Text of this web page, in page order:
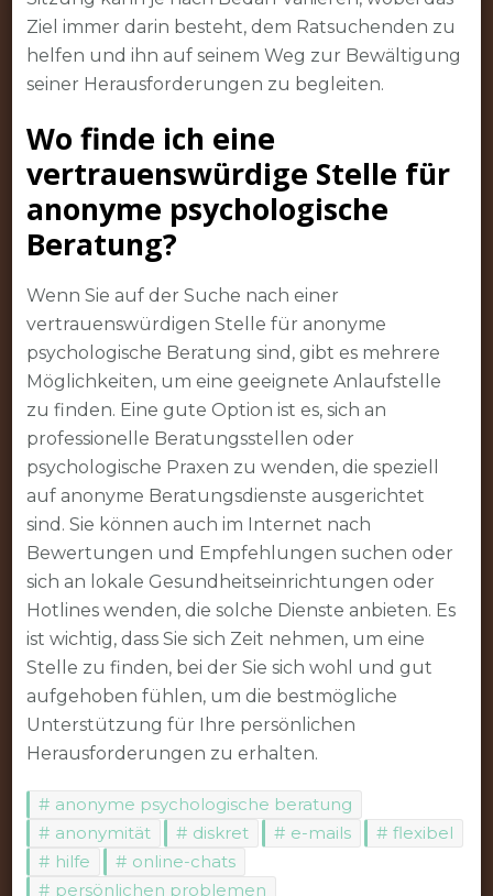
Ziel immer darin besteht, dem Ratsuchenden zu
helfen und ihn auf seinem Weg zur Bewältigung
seiner Herausforderungen zu begleiten.
Wo finde ich eine
vertrauenswürdige Stelle für
anonyme psychologische
Beratung?
Wenn Sie auf der Suche nach einer
vertrauenswürdigen Stelle für anonyme
psychologische Beratung sind, gibt es mehrere
Möglichkeiten, um eine geeignete Anlaufstelle
zu finden. Eine gute Option ist es, sich an
professionelle Beratungsstellen oder
psychologische Praxen zu wenden, die speziell
auf anonyme Beratungsdienste ausgerichtet
sind. Sie können auch im Internet nach
Bewertungen und Empfehlungen suchen oder
sich an lokale Gesundheitseinrichtungen oder
Hotlines wenden, die solche Dienste anbieten. Es
ist wichtig, dass Sie sich Zeit nehmen, um eine
Stelle zu finden, bei der Sie sich wohl und gut
aufgehoben fühlen, um die bestmögliche
Unterstützung für Ihre persönlichen
Herausforderungen zu erhalten.
anonyme psychologische beratung
anonymität
diskret e-mails
flexibel
hilfe
online-chats
persönlichen problemen